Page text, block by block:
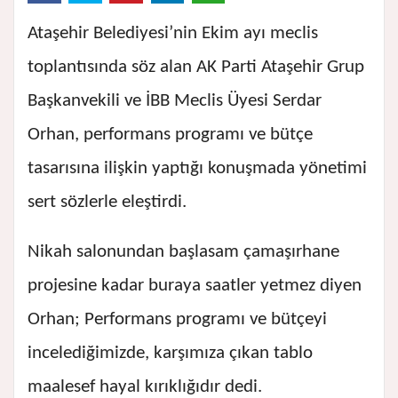
Ataşehir Belediyesi’nin Ekim ayı meclis
toplantısında söz alan AK Parti Ataşehir Grup
Başkanvekili ve İBB Meclis Üyesi Serdar
Orhan, performans programı ve bütçe
tasarısına ilişkin yaptığı konuşmada yönetimi
sert sözlerle eleştirdi.
Nikah salonundan başlasam çamaşırhane
projesine kadar buraya saatler yetmez diyen
Orhan; Performans programı ve bütçeyi
incelediğimizde, karşımıza çıkan tablo
maalesef hayal kırıklığıdır dedi.